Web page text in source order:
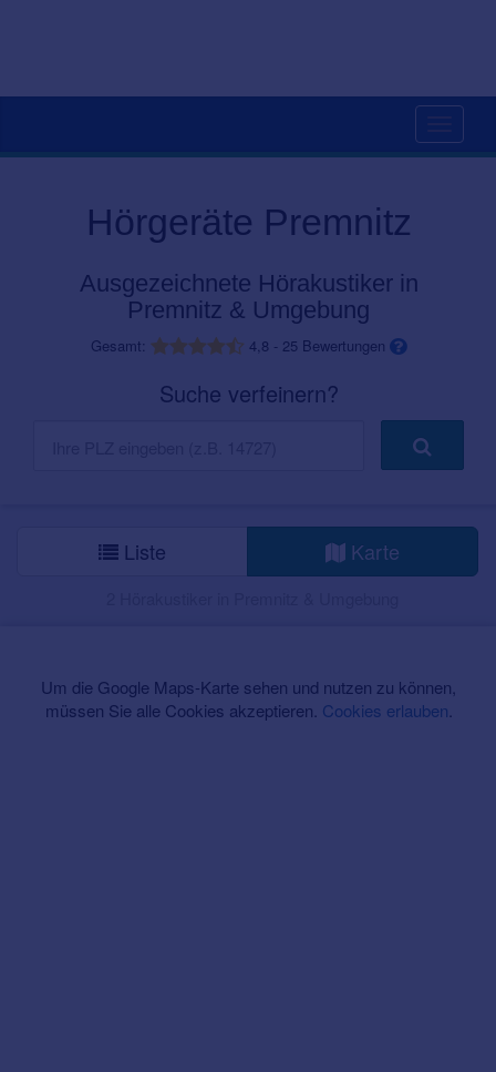
Hörgeräte Premnitz
Ausgezeichnete Hörakustiker in
Premnitz & Umgebung
Gesamt: 4,8 - 25 Bewertungen
Suche verfeinern?
Liste Karte
Um die Google Maps-Karte sehen und nutzen zu können,
müssen Sie alle Cookies akzeptieren. Cookies erlauben.